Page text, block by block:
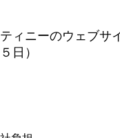
ニーのウェブサ
日）